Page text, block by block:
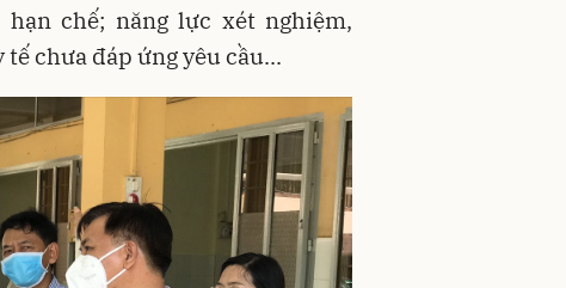
chế; năng lực xét nghiệm,
chưa đáp ứng yêu cầu...